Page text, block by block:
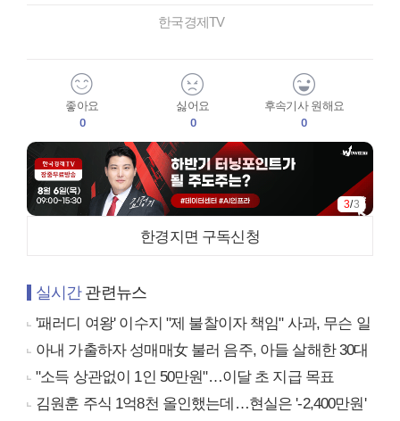
한국경제TV
좋아요
0
싫어요
0
후속기사 원해요
0
3/3
한경지면 구독신청
실시간관련뉴스
'패러디 여왕' 이수지 "제 불찰이자 책임" 사과, 무슨 일
아내 가출하자 성매매女 불러 음주, 아들 살해한 30대
"소득 상관없이 1인 50만원"…이달 초 지급 목표
김원훈 주식 1억8천 올인했는데…현실은 '-2,400만원'